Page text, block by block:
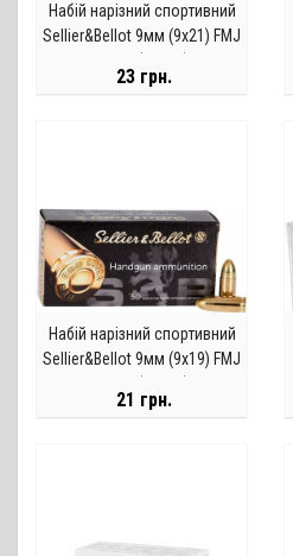
Набій нарізний спортивний
Sellier&Bellot 9мм (9х21) FMJ
23 грн.
Набій нарізний спортивний
Sellier&Bellot 9мм (9х19) FMJ
21 грн.